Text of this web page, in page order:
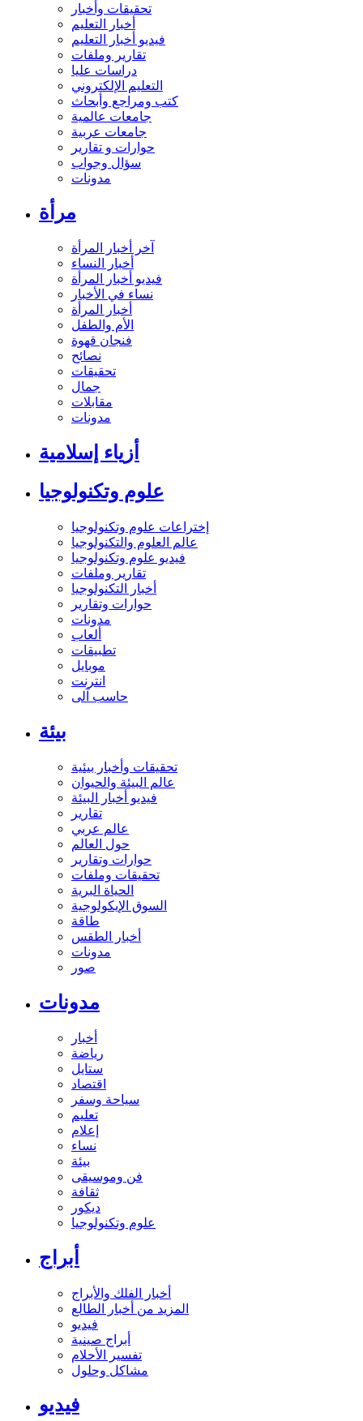
تحقيقات وأخبار
أخبار التعليم
فيديو أخبار التعليم
تقارير وملفات
دراسات عليا
التعليم الإلكتروني
كتب ومراجع وأبحاث
جامعات عالمية
جامعات عربية
حوارات و تقارير
سؤال وجواب
مدونات
مرأة
آخر أخبار المرأة
أخبار النساء
فيديو أخبار المرأة
نساء في الأخبار
أخبار المرأة
الأم والطفل
فنجان قهوة
نصائح
تحقيقات
جمال
مقابلات
مدونات
أزياء إسلامية
علوم وتكنولوجيا
إختراعات علوم وتكنولوجيا
عالم العلوم والتكنولوجيا
فيديو علوم وتكنولوجيا
تقارير وملفات
أخبار التكنولوجيا
حوارات وتقارير
مدونات
ألعاب
تطبيقات
موبايل
انترنت
حاسب آلى
بيئة
تحقيقات وأخبار بيئية
عالم البيئة والحيوان
فيديو أخبار البيئة
تقارير
عالم عربي
حول العالم
حوارات وتقارير
تحقيقات وملفات
الحياة البرية
السوق الإيكولوجية
طاقة
أخبار الطقس
مدونات
صور
مدونات
أخبار
رياضة
ستايل
اقتصاد
سياحة وسفر
تعليم
إعلام
نساء
بيئة
فن وموسيقى
ثقافة
ديكور
علوم وتكنولوجيا
أبراج
أخبار الفلك والأبراج
المزيد من أخبار الطالع
فيديو
أبراج صينية
تفسير الأحلام
مشاكل وحلول
فيديو